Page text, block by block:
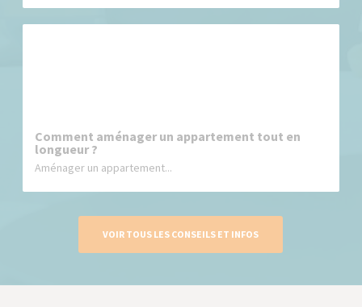
Comment aménager un appartement tout en
longueur ?
Aménager un appartement...
VOIR TOUS LES CONSEILS ET INFOS